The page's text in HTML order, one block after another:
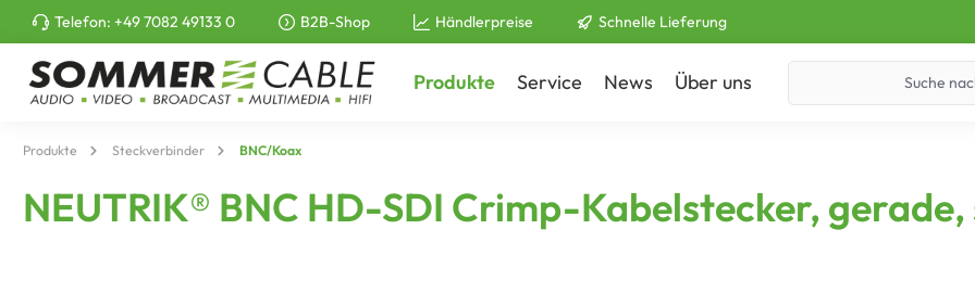
springen Zur Hauptnavigation springen
Telefon: +49 7082 49133 0 B2B-Shop Händlerpreise Schnelle Lieferung
Produkte Service News Über uns
Produkte Steckverbinder BNC/Koax
NEUTRIK® BNC HD-SDI Crimp-Kabelstecker,